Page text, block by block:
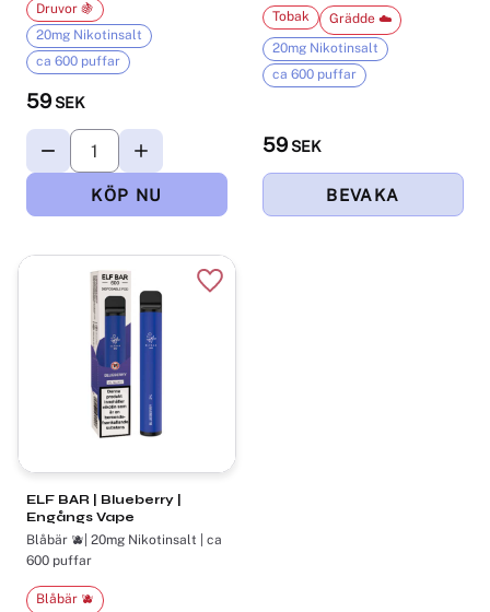
59 SEK
Druvor 🍇
20mg Nikotinsalt
ca 600 puffar
59 SEK
Tobak
Grädde ☁️
20mg Nikotinsalt
ca 600 puffar
ELF BAR | Blueberry |
Engångs Vape
Blåbär 🫐| 20mg Nikotinsalt | ca
600 puffar
Blåbär 🫐
Lägg till i favoriter